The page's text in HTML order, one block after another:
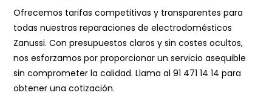
Ofrecemos tarifas competitivas y transparentes para
todas nuestras reparaciones de electrodomésticos
Zanussi. Con presupuestos claros y sin costes ocultos,
nos esforzamos por proporcionar un servicio asequible
sin comprometer la calidad. Llama al91 471 14 14 para
obtener una cotización.